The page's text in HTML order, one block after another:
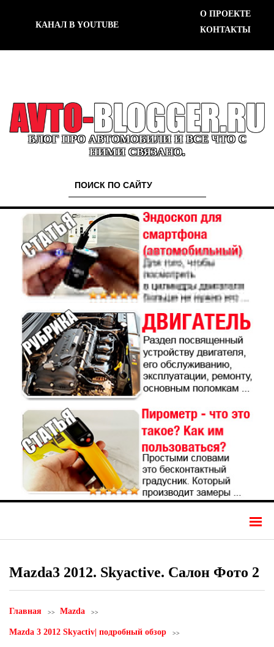
КАНАЛ В YOUTUBE
О ПРОЕКТЕ
КОНТАКТЫ
БЛОГ ПРО АВТОМОБИЛИ И ВСЕ ЧТО С
НИМИ СВЯЗАНО.
Mazda3 2012. Skyactive. Салон Фото 2
Главная Mazda
Mazda 3 2012 Skyactiv| подробный обзор